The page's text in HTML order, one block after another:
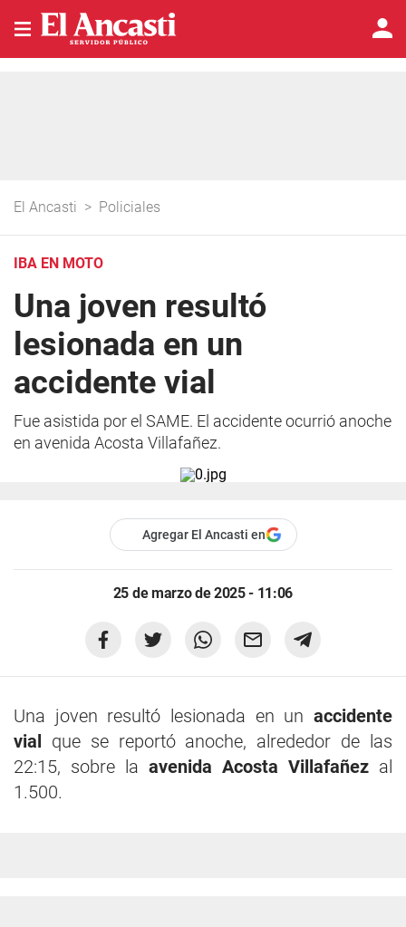
El Ancasti > Policiales
IBA EN MOTO
Una joven resultó
lesionada en un
accidente vial
Fue asistida por el SAME. El accidente ocurrió anoche
en avenida Acosta Villafañez.
Agregar El Ancasti en
25 de marzo de 2025 - 11:06
Una joven resultó lesionada en un accidente
vial
que se reportó anoche, alrededor de las
22:15, sobre la avenida Acosta Villafañez al
1.500.